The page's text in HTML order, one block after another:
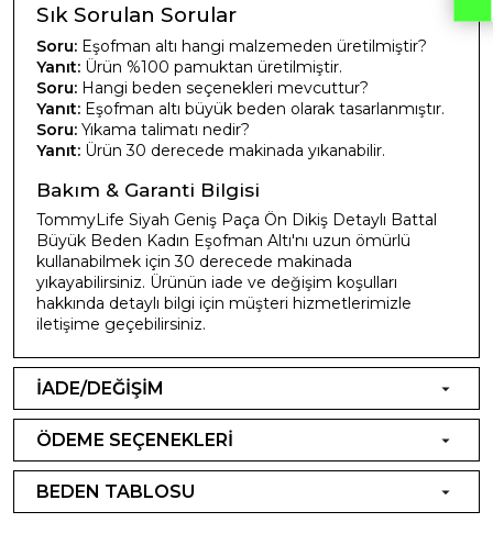
Sık Sorulan Sorular
Soru: Eşofman altı hangi malzemeden üretilmiştir?
Yanıt: Ürün %100 pamuktan üretilmiştir.
Soru: Hangi beden seçenekleri mevcuttur?
Yanıt: Eşofman altı büyük beden olarak tasarlanmıştır.
Soru: Yıkama talimatı nedir?
Yanıt: Ürün 30 derecede makinada yıkanabilir.
Bakım & Garanti Bilgisi
TommyLife Siyah Geniş Paça Ön Dikiş Detaylı Battal
Büyük Beden Kadın Eşofman Altı'nı uzun ömürlü
kullanabilmek için 30 derecede makinada
yıkayabilirsiniz. Ürünün iade ve değişim koşulları
hakkında detaylı bilgi için müşteri hizmetlerimizle
iletişime geçebilirsiniz.
İADE/DEĞİŞİM
ÖDEME SEÇENEKLERİ
BEDEN TABLOSU